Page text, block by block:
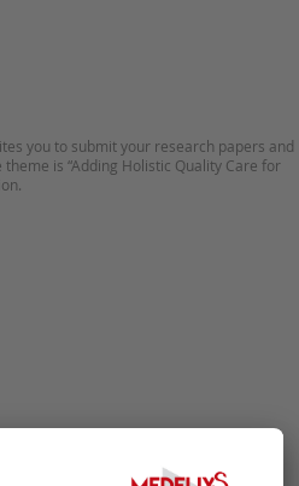
you to submit your research papers and
is “Adding Holistic Quality Care for